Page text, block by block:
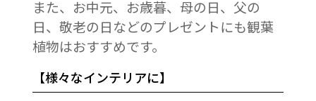
また、お中元、お歳暮、母の日、父の
日、敬老の日などのプレゼントにも観葉
植物はおすすめです。
【様々なインテリアに】